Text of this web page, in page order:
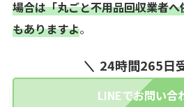
場合は「丸ごと不用品回収業者
もありますよ。
24時間265日
LINEでお問い合